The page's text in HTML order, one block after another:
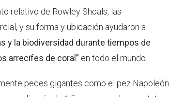
relativo de Rowley Shoals, las
y su forma y ubicación ayudaron a
y la biodiversidad durante tiempos de
arrecifes de coral” en todo el mundo.
peces gigantes como el pez Napoleón